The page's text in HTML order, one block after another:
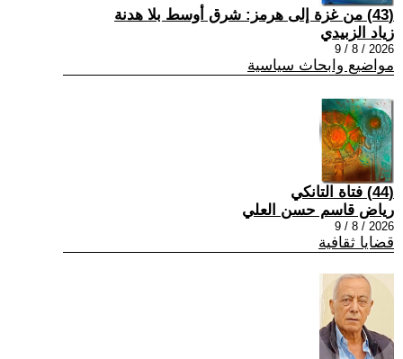
(43) من غزة إلى هرمز: شرق أوسط بلا هدنة
زياد الزبيدي
2026 / 8 / 9
مواضيع وابحاث سياسية
(44) فتاة التانكي
رياض قاسم حسن العلي
2026 / 8 / 9
قضايا ثقافية